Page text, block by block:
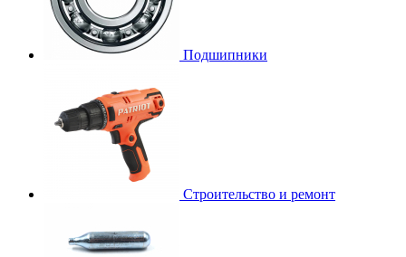
Подшипники
Строительство и ремонт